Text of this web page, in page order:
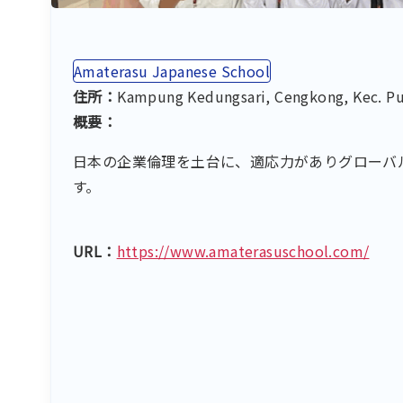
Amaterasu Japanese School
住所： Kampung Kedungsari, Cengkong, Kec.
概要：
日本の企業倫理を土台に、適応力がありグロー
す。
URL： https://www.amaterasuschool.com/